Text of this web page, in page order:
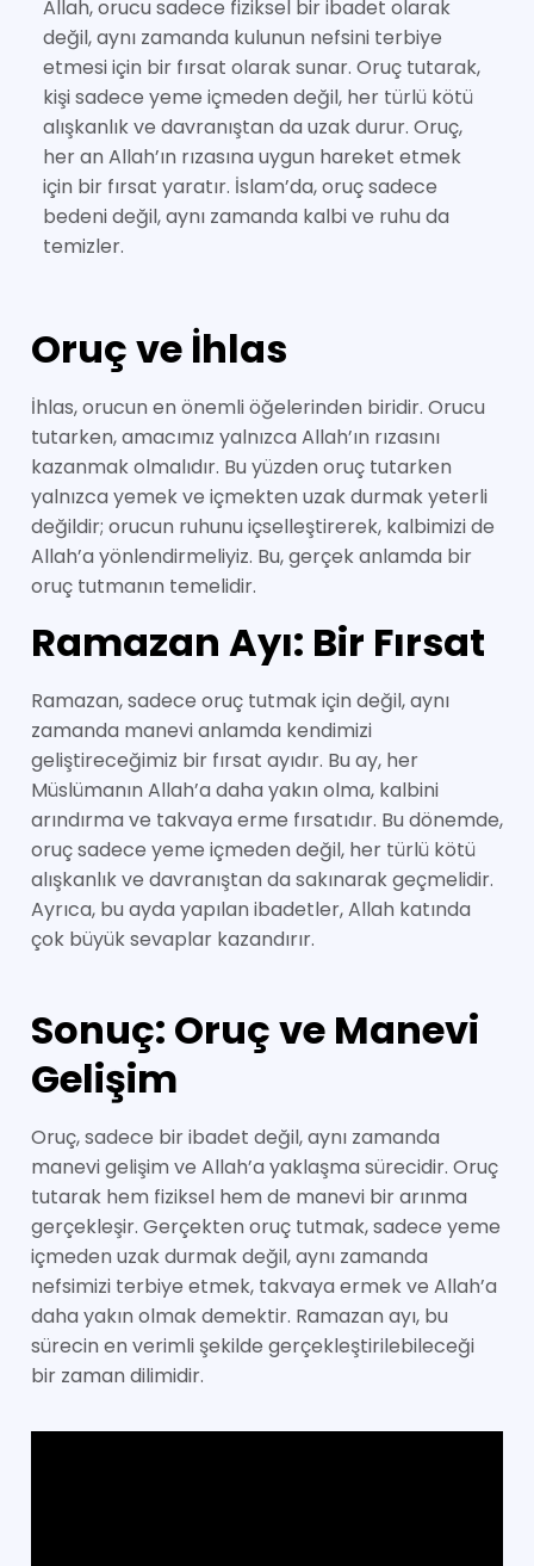
Allah, orucu sadece fiziksel bir ibadet olarak
değil, aynı zamanda kulunun nefsini terbiye
etmesi için bir fırsat olarak sunar. Oruç tutarak,
kişi sadece yeme içmeden değil, her türlü kötü
alışkanlık ve davranıştan da uzak durur. Oruç,
her an Allah’ın rızasına uygun hareket etmek
için bir fırsat yaratır. İslam’da, oruç sadece
bedeni değil, aynı zamanda kalbi ve ruhu da
temizler.
Oruç ve İhlas
İhlas, orucun en önemli öğelerinden biridir. Orucu
tutarken, amacımız yalnızca Allah’ın rızasını
kazanmak olmalıdır. Bu yüzden oruç tutarken
yalnızca yemek ve içmekten uzak durmak yeterli
değildir; orucun ruhunu içselleştirerek, kalbimizi de
Allah’a yönlendirmeliyiz. Bu, gerçek anlamda bir
oruç tutmanın temelidir.
Ramazan Ayı: Bir Fırsat
Ramazan, sadece oruç tutmak için değil, aynı
zamanda manevi anlamda kendimizi
geliştireceğimiz bir fırsat ayıdır. Bu ay, her
Müslümanın Allah’a daha yakın olma, kalbini
arındırma ve takvaya erme fırsatıdır. Bu dönemde,
oruç sadece yeme içmeden değil, her türlü kötü
alışkanlık ve davranıştan da sakınarak geçmelidir.
Ayrıca, bu ayda yapılan ibadetler, Allah katında
çok büyük sevaplar kazandırır.
Sonuç: Oruç ve Manevi
Gelişim
Oruç, sadece bir ibadet değil, aynı zamanda
manevi gelişim ve Allah’a yaklaşma sürecidir. Oruç
tutarak hem fiziksel hem de manevi bir arınma
gerçekleşir. Gerçekten oruç tutmak, sadece yeme
içmeden uzak durmak değil, aynı zamanda
nefsimizi terbiye etmek, takvaya ermek ve Allah’a
daha yakın olmak demektir. Ramazan ayı, bu
sürecin en verimli şekilde gerçekleştirilebileceği
bir zaman dilimidir.